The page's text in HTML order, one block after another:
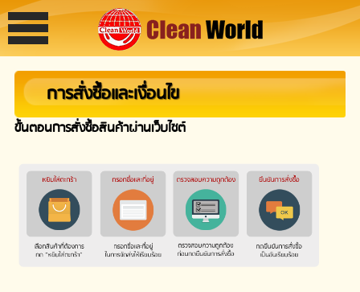
การสั่งซื้อและเงื่อนไข
ขั้นตอนการสั่งซื้อสินค้าผ่านเว็บไซต์